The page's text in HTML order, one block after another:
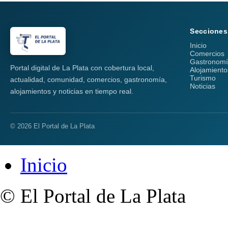
Portal digital de La Plata con cobertura local,
actualidad, comunidad, comercios, gastronomía,
alojamientos y noticias en tiempo real.
Secciones
Inicio
Comercios
Turismo
Noticias
© 2026 El Portal de La Plata
Inicio
© El Portal de La Plata